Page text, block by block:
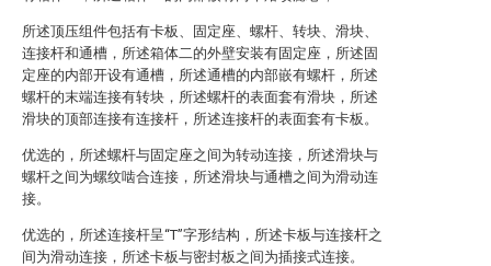
所述顶压组件包括有卡板、固定座、螺杆、转块、滑块、
连接杆和通槽，所述箱体二的外壁安装有固定座，所述固
定座的内部开设有通槽，所述通槽的内部嵌有螺杆，所述
螺杆的末端连接有转块，所述螺杆的表面套有滑块，所述
滑块的顶部连接有连接杆，所述连接杆的表面套有卡板。
优选的，所述螺杆与固定座之间为转动连接，所述滑块与
螺杆之间为螺纹啮合连接，所述滑块与通槽之间为滑动连
接。
优选的，所述连接杆呈“T”字形结构，所述卡板与连接杆之
间为滑动连接，所述卡板与密封板之间为插接式连接。